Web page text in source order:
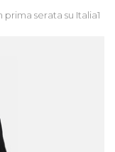
serata su Italia1